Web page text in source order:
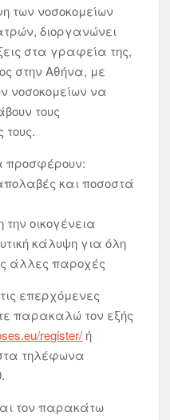
των νοσοκομείων
διοργανώνει
στα γραφεία της,
στην Αθήνα, με
νοσοκομείων να
τους
τους.
προσφέρουν:
και ποσοστά
οικογένεια
κάλυψη για όλη
άλλες παροχές
επερχόμενες
παρακαλώ τον εξής
register/ ή
τηλέφωνα
τον παρακάτω